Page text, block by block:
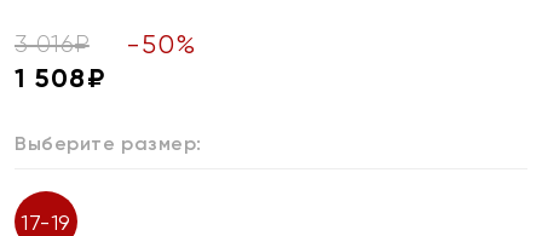
3 016₽ -50%
1 508₽
Выберите размер:
17-19